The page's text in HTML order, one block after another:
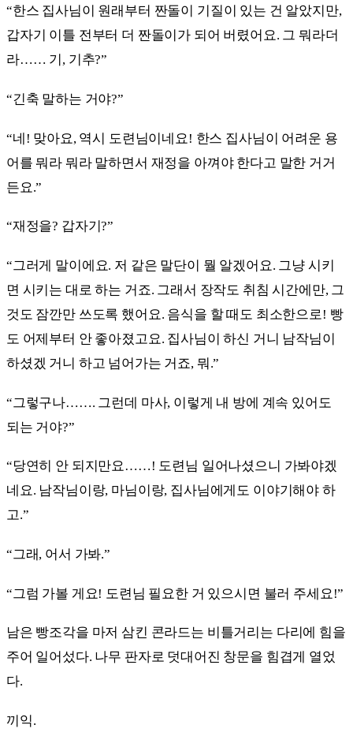
“한스 집사님이 원래부터 짠돌이 기질이 있는 건 알았지만,
갑자기 이틀 전부터 더 짠돌이가 되어 버렸어요. 그 뭐라더
라…… 기, 기추?”
“긴축 말하는 거야?”
“네! 맞아요, 역시 도련님이네요! 한스 집사님이 어려운 용
어를 뭐라 뭐라 말하면서 재정을 아껴야 한다고 말한 거거
든요.”
“재정을? 갑자기?”
“그러게 말이에요. 저 같은 말단이 뭘 알겠어요. 그냥 시키
면 시키는 대로 하는 거죠. 그래서 장작도 취침 시간에만, 그
것도 잠깐만 쓰도록 했어요. 음식을 할 때도 최소한으로! 빵
도 어제부터 안 좋아졌고요. 집사님이 하신 거니 남작님이
하셨겠 거니 하고 넘어가는 거죠, 뭐.”
“그렇구나……. 그런데 마사, 이렇게 내 방에 계속 있어도
되는 거야?”
“당연히 안 되지만요……! 도련님 일어나셨으니 가봐야겠
네요. 남작님이랑, 마님이랑, 집사님에게도 이야기해야 하
고.”
“그래, 어서 가봐.”
“그럼 가볼 게요! 도련님 필요한 거 있으시면 불러 주세요!”
남은 빵조각을 마저 삼킨 콘라드는 비틀거리는 다리에 힘을
주어 일어섰다. 나무 판자로 덧대어진 창문을 힘겹게 열었
다.
끼익.